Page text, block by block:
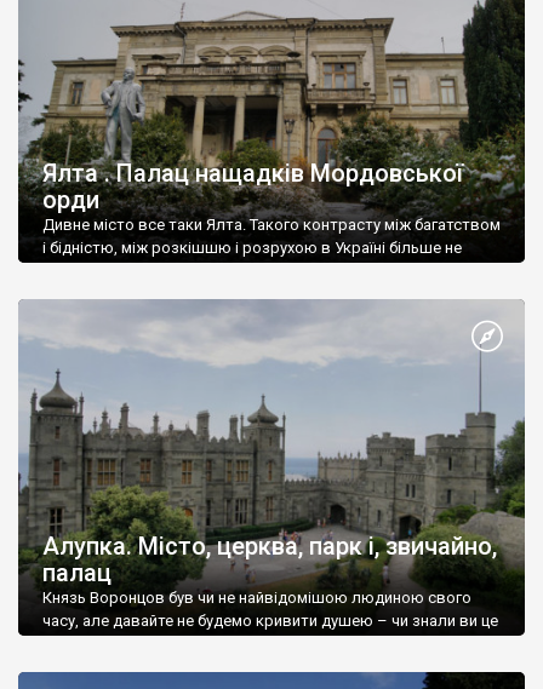
Ялта . Палац нащадків Мордовської
орди
Дивне місто все таки Ялта. Такого контрасту між багатством
і бідністю, між розкішшю і розрухою в Україні більше не
Алупка. Місто, церква, парк і, звичайно,
палац
Князь Воронцов був чи не найвідомішою людиною свого
часу, але давайте не будемо кривити душею – чи знали ви це